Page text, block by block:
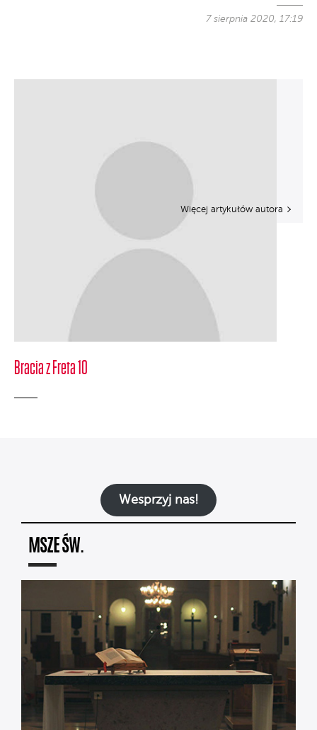
7 sierpnia 2020, 17:19
Bracia z Freta 10
Więcej artykułów autora
Wesprzyj nas!
MSZE ŚW.